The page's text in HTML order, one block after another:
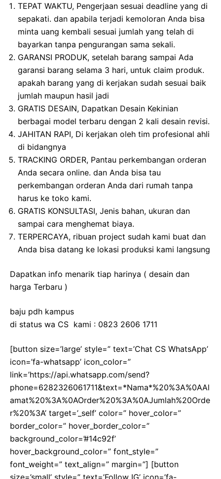
TEPAT WAKTU, Pengerjaan sesuai deadline yang di
sepakati. dan apabila terjadi kemoloran Anda bisa
minta uang kembali sesuai jumlah yang telah di
bayarkan tanpa pengurangan sama sekali.
GARANSI PRODUK, setelah barang sampai Ada
garansi barang selama 3 hari, untuk claim produk.
apakah barang yang di kerjakan sudah sesuai baik
jumlah maupun hasil jadi
GRATIS DESAIN, Dapatkan Desain Kekinian
berbagai model terbaru dengan 2 kali desain revisi.
JAHITAN RAPI, Di kerjakan oleh tim profesional ahli
di bidangnya
TRACKING ORDER, Pantau perkembangan orderan
Anda secara online. dan Anda bisa tau
perkembangan orderan Anda dari rumah tanpa
harus ke toko kami.
GRATIS KONSULTASI, Jenis bahan, ukuran dan
sampai cara menghemat biaya.
TERPERCAYA, ribuan project sudah kami buat dan
Anda bisa datang ke lokasi produksi kami langsung
Dapatkan info menarik tiap harinya ( desain dan
harga Terbaru )
baju pdh kampus
di status wa CS kami : 0823 2606 1711
[button size=’large’ style=” text=’Chat CS WhatsApp’
icon=’fa-whatsapp’ icon_color=”
link=’https://api.whatsapp.com/send?
phone=6282326061711&text=*Nama*%20%3A%0AAl
amat%20%3A%0AOrder%20%3A%0AJumlah%20Orde
r%20%3A’ target=’_self’ color=” hover_color=”
border_color=” hover_border_color=”
background_color=’#14c92f’
hover_background_color=” font_style=”
font_weight=” text_align=” margin=”] [button
size=’small’ style=” text=’Follow IG’ icon=’fa-